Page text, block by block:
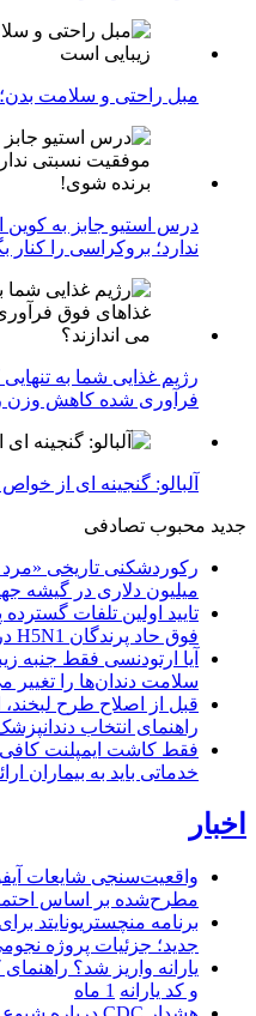
مبل راحتی و سلامت بدن؛
درس استیو جابز به کوین
ندارد؛ بروکراسی را کنار
رژیم غذایی شما به
فرآوری شده کاهش وزن
آلبالو: گنجینه ای از
جدید محبوب تصادفی
میلیون دلاری در گیشه
تایید اولین تلفات گسترده
فوق حاد پرندگان H5N1 در استرالیا
آیا ارتودنسی فقط جنبه
سلامت دندان‌ها را تغییر
راهنمای انتخاب
فقط کاشت ایمپلنت
خدماتی باید به بیماران
اخبار
مطرح‌شده بر اساس
برنامه منچستریونایتد
جدید؛ جزئیات پروژه
یارانه واریز شد؟
و کد یارانه 1 ماه